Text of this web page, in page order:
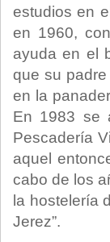
estudios en
en 1960,
ayuda en el
que su
en la
En 1983 se
Pescadería
aquel
cabo de los
la hostelería
Jerez”.